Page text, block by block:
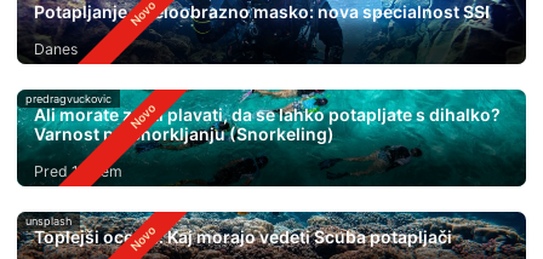
Potapljanje s celoobrazno masko: nova specialnost SSI
Danes
predragvuckovic
Ali morate znati plavati, da se lahko potapljate s dihalko?
Varnost pri Snorkljanju (Snorkeling)
Pred 1 dnem
unsplash
Toplejši oceani: Kaj morajo vedeti Scuba potapljači